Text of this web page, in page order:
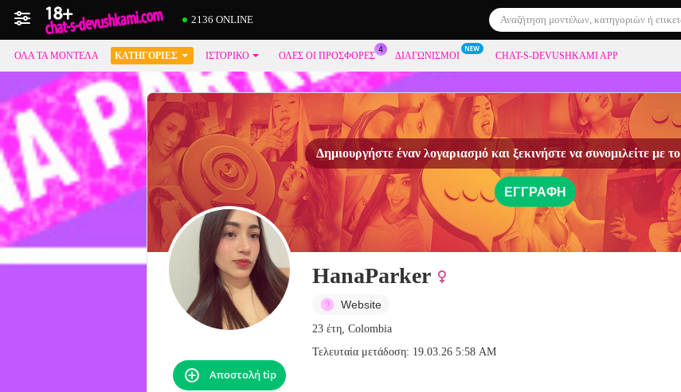
2136 ONLINE
ΌΛΑ ΤΑ ΜΟΝΤΈΛΑ ΚΑΤΗΓΟΡΊΕΣ ΙΣΤΟΡΙΚΌ ΟΛΕΣ ΟΙ ΠΡΟΣΦΟΡΕΣ ΔΙΑΓΩΝΙΣΜΟΊ CHAT-S-DEVUSHKAMI APP
Δημιουργήστε έναν λογαριασμό και ξεκινήστε να συνομιλείτε με το
ΕΓΓΡΑΦΉ
HanaParker
Website
23 έτη, Colombia
Τελευταία μετάδοση: 19.03.26 5:58 AM
Αποστολή tip